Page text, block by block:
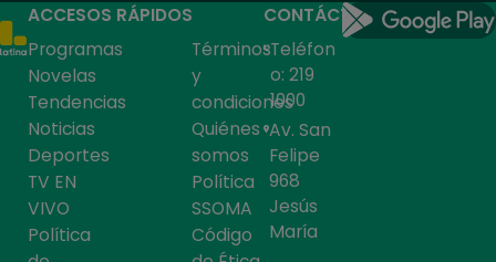
ACCESOS RÁPIDOS
Programas
Novelas
Tendencias
Noticias
Deportes
TV EN
VIVO
Política
Términos
y
condiciones
Quiénes
somos
Política
SSOMA
Código
CONTÁCTANOS
Teléfon
o: 219
1000
Av. San
Felipe
968
Jesús
María